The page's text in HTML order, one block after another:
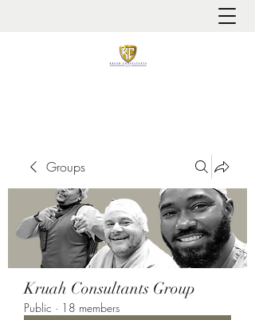
Groups
Kruah Consultants Group
Public · 18 members